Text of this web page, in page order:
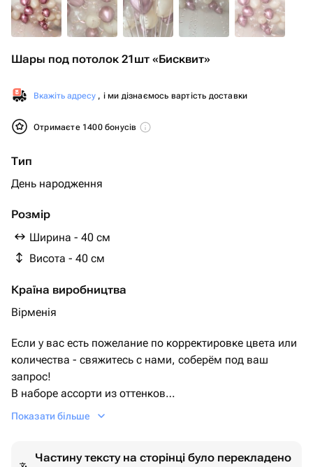
Шары под потолок 21шт «Бисквит»
Вкажіть адресу , і ми дізнаємось вартість доставки
Отримаєте 1400 бонусів
Тип
День народження
Розмір
Ширина - 40 см
Висота - 40 см
Країна виробництва
Вірменія
Если у вас есть пожелание по корректировке цвета или
количества - свяжитесь с нами, соберём под ваш
запрос!
В наборе ассорти из оттенков
▪️Шар бежевый
Показати більше
Частину тексту на сторінці було перекладено